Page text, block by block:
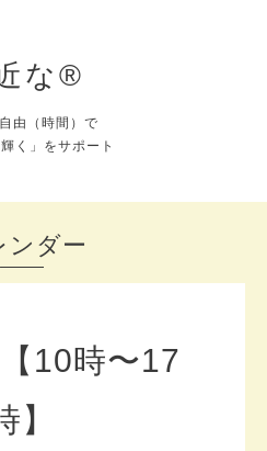
な®︎
由（時間）で
輝く」をサポート
ンダー
10時〜17
】